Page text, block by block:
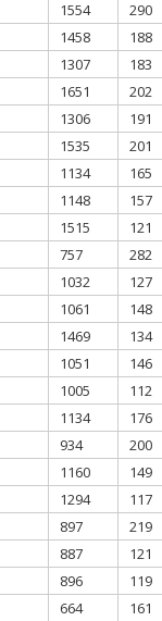
1554
290
1458
188
1307
183
1651
202
1306
191
1535
201
1134
165
1148
157
1515
121
757
282
1032
127
1061
148
1469
134
1051
146
1005
112
1134
176
934
200
1160
149
1294
117
897
219
887
121
896
119
664
161